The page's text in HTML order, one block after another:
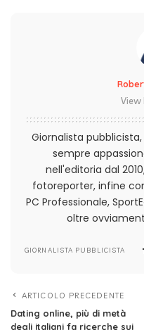
View
Giornalista
sempre
nell'editoria dal
fotoreporter, infine
PC Professionale,
oltre
GIORNALISTA PUBBLICISTA
ARTICOLO PRECEDENTE
Dating online, più di metà
degli italiani fa ricerche sui